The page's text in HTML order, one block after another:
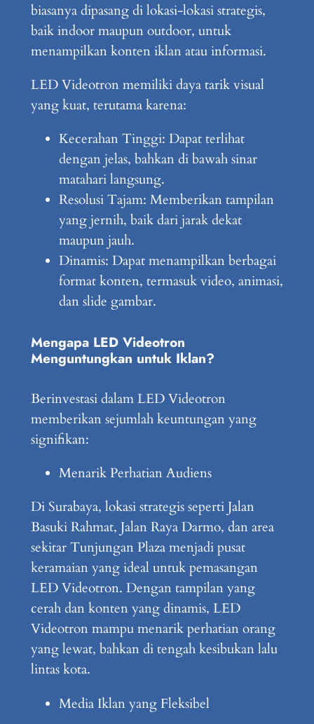
biasanya dipasang di lokasi-lokasi strategis,
baik indoor maupun outdoor, untuk
menampilkan konten iklan atau informasi.
LED Videotron memiliki daya tarik visual
yang kuat, terutama karena:
Kecerahan Tinggi: Dapat terlihat
dengan jelas, bahkan di bawah sinar
matahari langsung.
Resolusi Tajam: Memberikan tampilan
yang jernih, baik dari jarak dekat
maupun jauh.
Dinamis: Dapat menampilkan berbagai
format konten, termasuk video, animasi,
dan slide gambar.
Mengapa LED Videotron
Menguntungkan untuk Iklan?
Berinvestasi dalam LED Videotron
memberikan sejumlah keuntungan yang
signifikan:
Menarik Perhatian Audiens
Di Surabaya, lokasi strategis seperti Jalan
Basuki Rahmat, Jalan Raya Darmo, dan area
sekitar Tunjungan Plaza menjadi pusat
keramaian yang ideal untuk pemasangan
LED Videotron. Dengan tampilan yang
cerah dan konten yang dinamis, LED
Videotron mampu menarik perhatian orang
yang lewat, bahkan di tengah kesibukan lalu
lintas kota.
Media Iklan yang Fleksibel